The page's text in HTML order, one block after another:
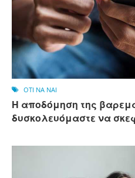
OTI NA NAI
Η αποδόμηση της
δυσκολευόμαστε να